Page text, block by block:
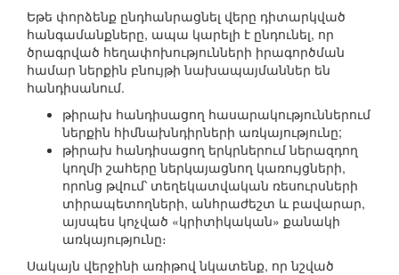
Եթե փորձենք ընդհանրացնել վերը դիտարկված
հանգամանքները, ապա կարելի է ընդունել, որ
ծրագրված հեղափոխությունների իրագործման
համար ներքին բնույթի նախապայմաններ են
հանդիսանում.
թիրախ հանդիսացող հասարակություններում
ներքին հիմնախնդիրների առկայությունը;
թիրախ հանդիսացող երկրներում ներազդող
կողմի շահերը ներկայացնող կառույցների,
որոնց թվում՝ տեղեկատվական ռեսուրսների
տիրապետողների, անհրաժեշտ և բավարար,
այսպես կոչված «կրիտիկական» քանակի
առկայությունը։
Սակայն վերջինի առիթով նկատենք, որ նշված